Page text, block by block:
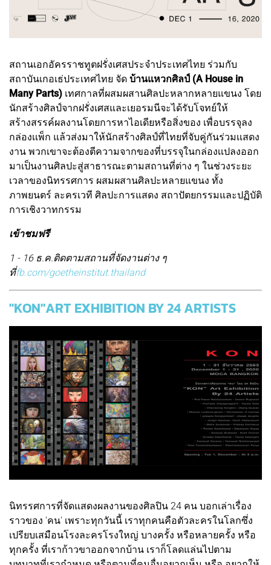
สถานเอกอัครราชทูตฝรั่งเศสประจำประเทศไทย ร่วมกับ
สถาบันเกอเธ่ประเทศไทย จัด บ้านแหวกศิลป์ (A House in
Many Parts) เทศกาลที่ผสมผสานศิลปะหลากหลายแขนง โดย
นักสร้างศิลป์จากฝรั่งเศสและเยอรมนีจะได้รับโจทย์ให้
สร้างสรรค์ผลงานโดยการหาไอเดียหรือสิ่งของ เพื่อบรรจุลง
กล่องเเพ็ก แล้วส่งมาให้นักสร้างศิลป์ที่ไทยที่จับคู่กันร่วมเเสดง
งาน พวกเขาจะต้องตีความจากของที่บรรจุในกล่องเเปลงออก
มาเป็นงานศิลปะสู่สาธารณะตามสถานที่ต่าง ๆ ในช่วงระยะ
เวลาของนิทรรศการ ผสมผสานศิลปะหลายแขนง ทั้ง
ภาพยนตร์ ละครเวที ศิลปะการแสดง สถาปัตยกรรมและปฏิบัติ
การเชิงวาทกรรม
เข้าชมฟรี
1 - 16 ธ.ค.ติดตามสถานที่จัดงานต่าง ๆ
ที่fb.com/goetheinstitut.thailand
"KON"ART EXHIBITION BY 24 ARTISTS
นิทรรศการที่จัดแสดงผลงานของศิลปิน 24 คน บอกเล่าเรื่อง
ราวของ 'คน' เพราะทุกวันนี้ เราทุกคนคือตัวละครในโลกซึ่ง
เปรียบเสมือนโรงละครโรงใหญ่ บางครั้ง หรือหลายครั้ง หรือ
ทุกครั้ง ที่เราก้าวขาออกจากบ้าน เราก็โลดแล่นไปตาม